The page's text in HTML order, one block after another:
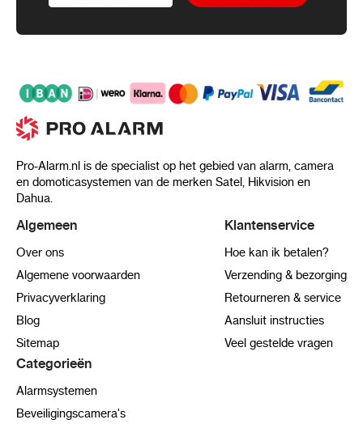
Pro-Alarm.nl is de specialist op het gebied van alarm, camera
en domoticasystemen van de merken Satel, Hikvision en
Dahua.
Algemeen
Over ons
Algemene voorwaarden
Privacyverklaring
Blog
Sitemap
Klantenservice
Hoe kan ik betalen?
Verzending & bezorging
Retourneren & service
Aansluit instructies
Veel gestelde vragen
Categorieën
Alarmsystemen
Beveiligingscamera's